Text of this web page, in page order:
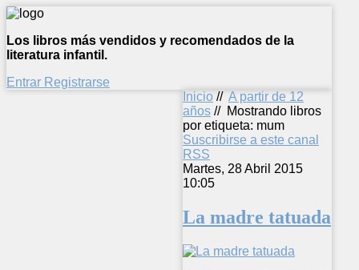
Los libros más vendidos y recomendados de la
literatura infantil.
Entrar Registrarse
Inicio // A partir de 12
años // Mostrando libros
por etiqueta: mum
Suscribirse a este canal
RSS
Martes, 28 Abril 2015
10:05
La madre tatuada